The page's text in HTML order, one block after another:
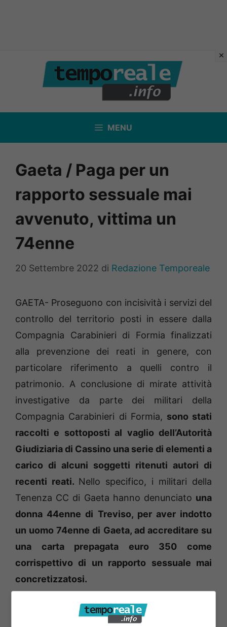
contenuto
MENU
Gaeta / Paga per un
rapporto sessuale mai
avvenuto, vittima un
74enne
20 Settembre 2022 di Redazione Temporeale
GAETA- Proseguono con incisività i servizi del
controllo del territorio posti in essere dalla
Compagnia Carabinieri di Formia finalizzati
alla prevenzione dei reati in genere, con
particolare riferimento a quelli contro il
patrimonio. A conclusione di mirate attività
investigative da parte dei militari della
Compagnia Carabinieri di Formia, sono stati
raccolti e sottoposti al vaglio dell’Autorità
Giudiziaria di Cassino una serie di elementi a
carico di alcuni soggetti ritenuti autori di
recenti reati. Nello specifico, i militari della
Tenenza CC di Gaeta hanno denunciato una
donna 44enne di Treviso, per aver indotto
un uomo 74enne di Gaeta, ad accreditare su
una carta prepagata euro 350 come
corrispettivo di un rapporto sessuale mai
concretizzatosi.